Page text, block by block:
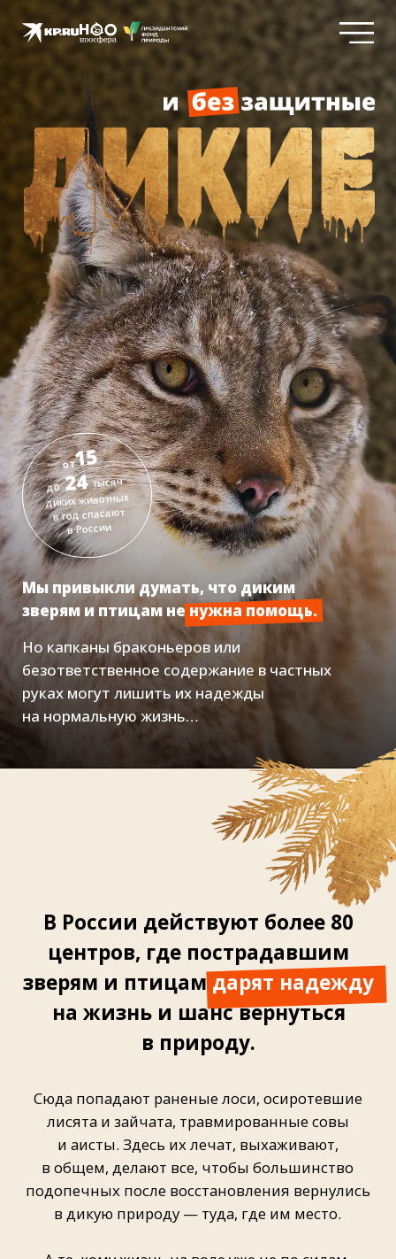
Но капканы браконьеров или
безответственное содержание в частных
руках могут лишить их надежды
на нормальную жизнь…
Мы привыкли думать, что диким
зверям и птицам не нужна помощь.
24
15
тысяч
до
от
диких животных
в год спасают
в России
В России действуют более 80
центров, где пострадавшим
зверям и птицамдарят надежду
на жизнь и шанс вернуться
в природу.
Сюда попадают раненые лоси, осиротевшие
лисята и зайчата, травмированные совы
и аисты. Здесь их лечат, выхаживают,
в общем, делают все, чтобы большинство
обретают в таких центрах постоянный дом —
с просторными вольерами, правильным
питанием и заботой волонтеров. Ведь ни одно
живое существо не должно оставаться в беде.